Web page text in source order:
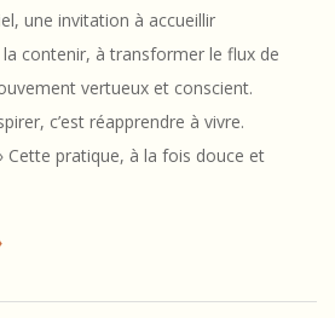
une invitation à accueillir
la contenir, à transformer le flux de
vertueux et conscient.
c’est réapprendre à vivre.
Cette pratique, à la fois douce et